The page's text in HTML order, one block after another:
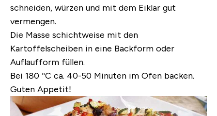
schneiden, würzen und mit dem Eiklar gut
vermengen.
Die Masse schichtweise mit den
Kartoffelscheiben in eine Backform oder
Auflaufform füllen.
Bei 180 °C ca. 40-50 Minuten im Ofen backen.
Guten Appetit!